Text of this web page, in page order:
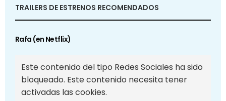
TRAILERS DE ESTRENOS RECOMENDADOS
Rafa (en Netflix)
Este contenido del tipo Redes Sociales ha sido
bloqueado. Este contenido necesita tener
activadas las cookies.